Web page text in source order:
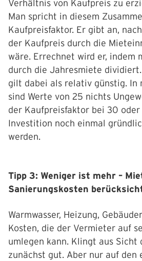
Verhältnis von Kaufpreis zu
Man spricht in diesem
Kaufpreisfaktor. Er gibt an,
der Kaufpreis durch die
wäre. Errechnet wird er, indem
durch die Jahresmiete
gilt dabei als relativ günstig. In
sind Werte von 25 nichts
der Kaufpreisfaktor bei 30 oder
Investition noch einmal
werden.
Tipp 3: Weniger ist mehr –
Sanierungskosten
Warmwasser, Heizung,
Kosten, die der Vermieter auf
umlegen kann. Klingt aus Sicht
zunächst gut. Aber nur auf den